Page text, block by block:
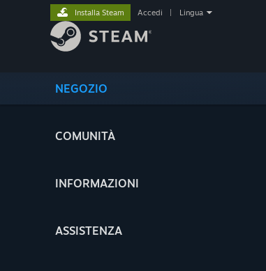
NEGOZIO
COMUNITÀ
INFORMAZIONI
ASSISTENZA
Installa Steam Accedi Lingua